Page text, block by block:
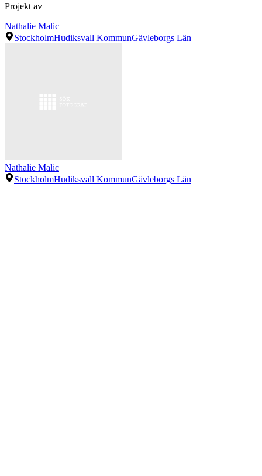
Projekt av
Nathalie Malic
StockholmHudiksvall KommunGävleborgs Län
Nathalie Malic
StockholmHudiksvall KommunGävleborgs Län